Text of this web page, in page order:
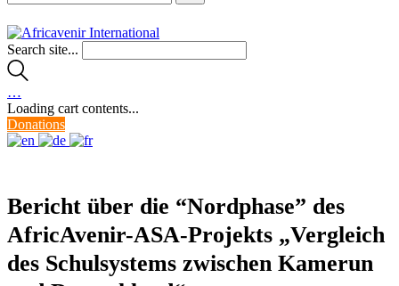
Search site...
…
Loading cart contents...
Donations
Bericht über die “Nordphase” des
AfricAvenir-ASA-Projekts „Vergleich
des Schulsystems zwischen Kamerun